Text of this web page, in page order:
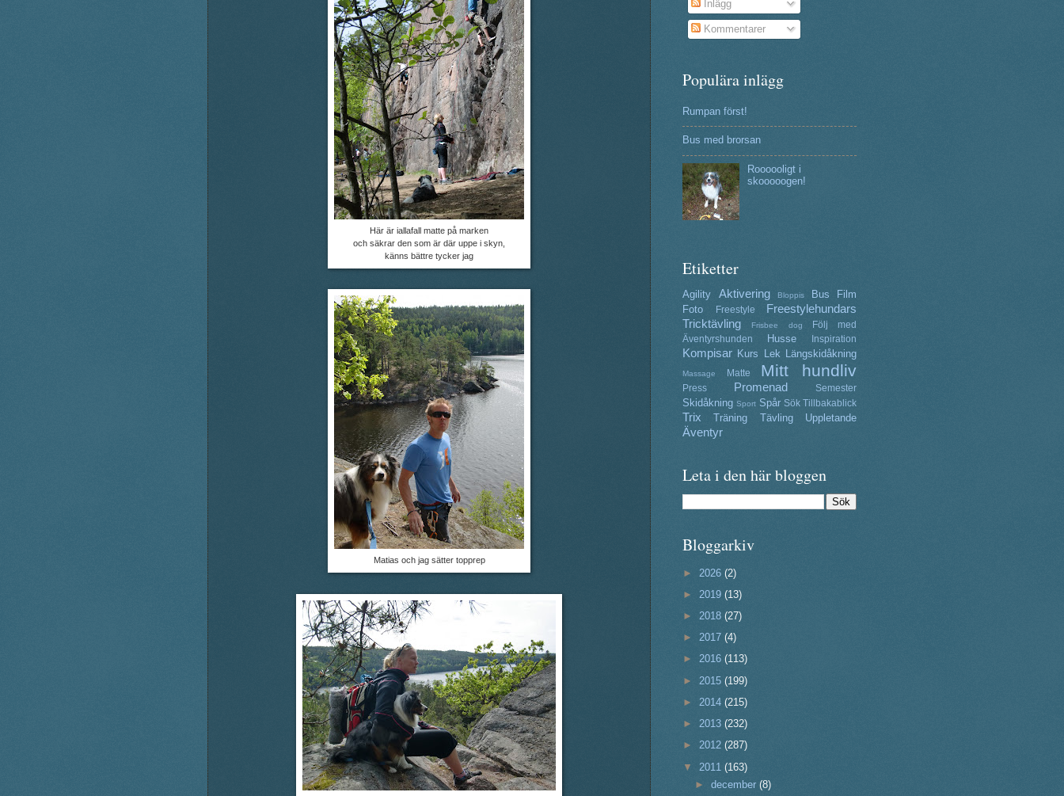
Här är iallafall matte på marken
och säkrar den som är där uppe i skyn,
känns bättre tycker jag
Matias och jag sätter topprep
Inlägg
Kommentarer
Populära inlägg
Rumpan först!
Bus med brorsan
Roooooligt i
skooooogen!
Etiketter
Agility Aktivering Bloppis Bus
Film
Foto
Freestyle
Freestylehundars
Tricktävling
Frisbee dog
Följ med
Äventyrshunden
Husse Inspiration
Kompisar Kurs Lek Längskidåkning
Massage Matte Mitt hundliv
Press Promenad Semester
Skidåkning Sport Spår Sök Tillbakablick
Trix Träning Tävling Uppletande
Äventyr
Leta i den här bloggen
Bloggarkiv
► 2026 (2)
► 2019 (13)
► 2018 (27)
► 2017 (4)
► 2016 (113)
► 2015 (199)
► 2014 (215)
► 2013 (232)
► 2012 (287)
▼ 2011 (163)
►december(8)